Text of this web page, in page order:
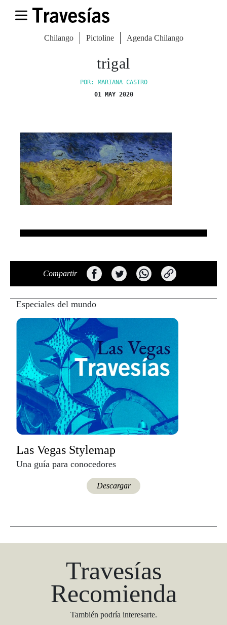
Chilango Pictoline Agenda Chilango
trigal
POR: MARIANA CASTRO
01 MAY 2020
Compartir
Especiales del mundo
Las Vegas Stylemap
Una guía para conocedores
Descargar
Travesías
Recomienda
También podría interesarte.